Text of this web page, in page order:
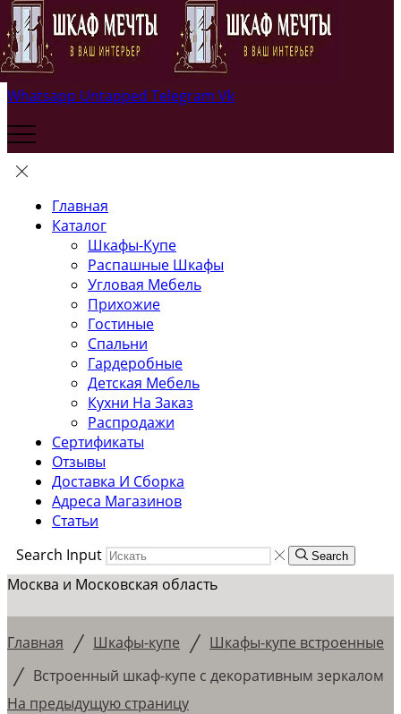
Whatsapp Untapped Telegram Vk
Главная
Каталог
Шкафы-Купе
Распашные Шкафы
Угловая Мебель
Прихожие
Гостиные
Спальни
Гардеробные
Детская Мебель
Кухни На Заказ
Распродажи
Сертификаты
Отзывы
Доставка И Сборка
Адреса Магазинов
Статьи
Search Input
Search
Москва и Московская область
Главная / Шкафы-купе / Шкафы-купе встроенные
/ Встроенный шкаф-купе с декоративным зеркалом
На предыдущую страницу